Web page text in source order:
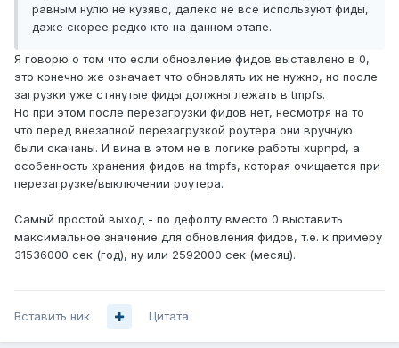
равным нулю не кузяво, далеко не все используют фиды,
даже скорее редко кто на данном этапе.
Я говорю о том что если обновление фидов выставлено в 0,
это конечно же означает что обновлять их не нужно, но после
загрузки уже стянутые фиды должны лежать в tmpfs.
Но при этом после перезагрузки фидов нет, несмотря на то
что перед внезапной перезагрузкой роутера они вручную
были скачаны. И вина в этом не в логике работы xupnpd, а
особенность хранения фидов на tmpfs, которая очищается при
перезагрузке/выключении роутера.
Самый простой выход - по дефолту вместо 0 выставить
максимальное значение для обновления фидов, т.е. к примеру
31536000 сек (год), ну или 2592000 сек (месяц).
Вставить ник Цитата